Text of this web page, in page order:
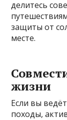
делитесь
защиты от
месте.
жизни
Если вы
походы,